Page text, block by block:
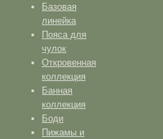
Базовая
линейка
Пояса для
чулок
Откровенная
коллекция
Банная
коллекция
Боди
Пижамы и